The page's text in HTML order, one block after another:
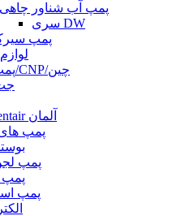
پمپ آب شناور چاهی
سری DW
پمپ
پمپ سی.ان.پی/CNP/چین
پمپ پنتایر pentair آلمان
پمپ
پمپ
پمپ
پمپ